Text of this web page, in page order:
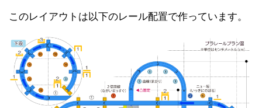
このレイアウトは以下のレール配置で作っています。